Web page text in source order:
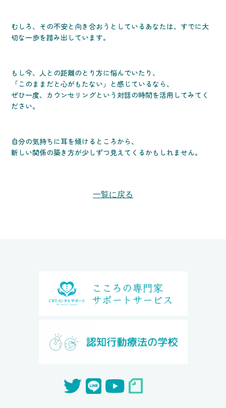
むしろ、その不安と向き合おうとしているあなたは、すでに大
切な一歩を踏み出しています。
もし今、人との距離のとり方に悩んでいたり、
「このままだと心がもたない」と感じているなら、
ぜひ一度、カウンセリングという対話の時間を活用してみてく
ださい。
自分の気持ちに耳を傾けるところから、
新しい関係の築き方が少しずつ見えてくるかもしれません。
一覧に戻る